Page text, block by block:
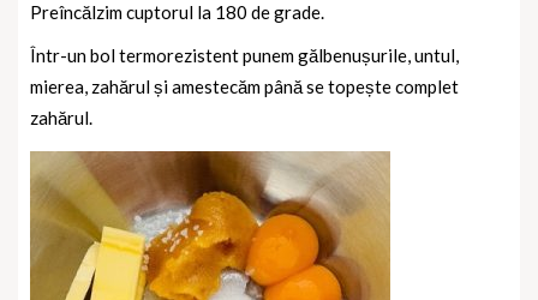
Preîncălzim cuptorul la 180 de grade.
Într-un bol termorezistent punem gălbenușurile, untul,
mierea, zahărul și amestecăm până se topește complet
zahărul.